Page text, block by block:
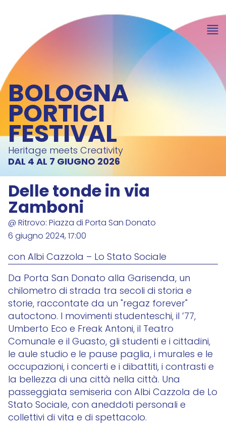
BOLOGNA
PORTICI
FESTIVAL
Heritage meets Creativity
DAL 4 AL 7 GIUGNO 2026
Delle tonde in via
Zamboni
@ Ritrovo: Piazza di Porta San Donato
6 giugno 2024, 17:00
con Albi Cazzola – Lo Stato Sociale
Da Porta San Donato alla Garisenda, un
chilometro di strada tra secoli di storia e
storie, raccontate da un "regaz forever"
autoctono. I movimenti studenteschi, il ’77,
Umberto Eco e Freak Antoni, il Teatro
Comunale e il Guasto, gli studenti e i cittadini,
le aule studio e le pause paglia, i murales e le
occupazioni, i concerti e i dibattiti, i contrasti e
la bellezza di una città nella città. Una
passeggiata semiseria con Albi Cazzola de Lo
Stato Sociale, con aneddoti personali e
collettivi di vita e di spettacolo.